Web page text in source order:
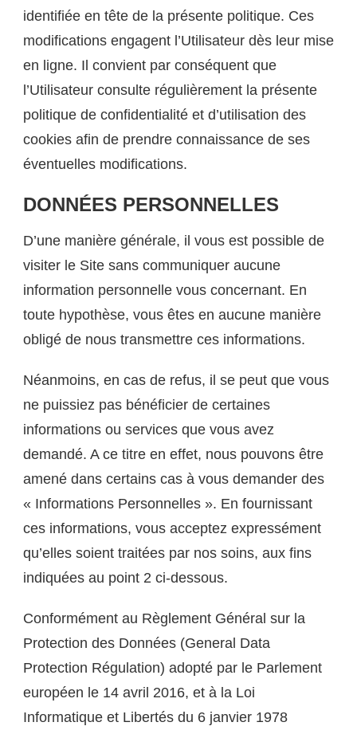
identifiée en tête de la présente politique. Ces
modifications engagent l’Utilisateur dès leur mise
en ligne. Il convient par conséquent que
l’Utilisateur consulte régulièrement la présente
politique de confidentialité et d’utilisation des
cookies afin de prendre connaissance de ses
éventuelles modifications.
DONNÉES PERSONNELLES
D’une manière générale, il vous est possible de
visiter le Site sans communiquer aucune
information personnelle vous concernant. En
toute hypothèse, vous êtes en aucune manière
obligé de nous transmettre ces informations.
Néanmoins, en cas de refus, il se peut que vous
ne puissiez pas bénéficier de certaines
informations ou services que vous avez
demandé. A ce titre en effet, nous pouvons être
amené dans certains cas à vous demander des
« Informations Personnelles ». En fournissant
ces informations, vous acceptez expressément
qu’elles soient traitées par nos soins, aux fins
indiquées au point 2 ci-dessous.
Conformément au Règlement Général sur la
Protection des Données (General Data
Protection Régulation) adopté par le Parlement
européen le 14 avril 2016, et à la Loi
Informatique et Libertés du 6 janvier 1978